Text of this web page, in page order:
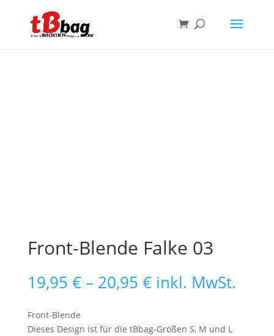
Front-Blende Falke 03
19,95 € – 20,95 €Preisspanne:
19,95 €
20,95 €
inkl. MwSt.
Front-Blende
Dieses Design ist für die tBbag-Größen S, M und L